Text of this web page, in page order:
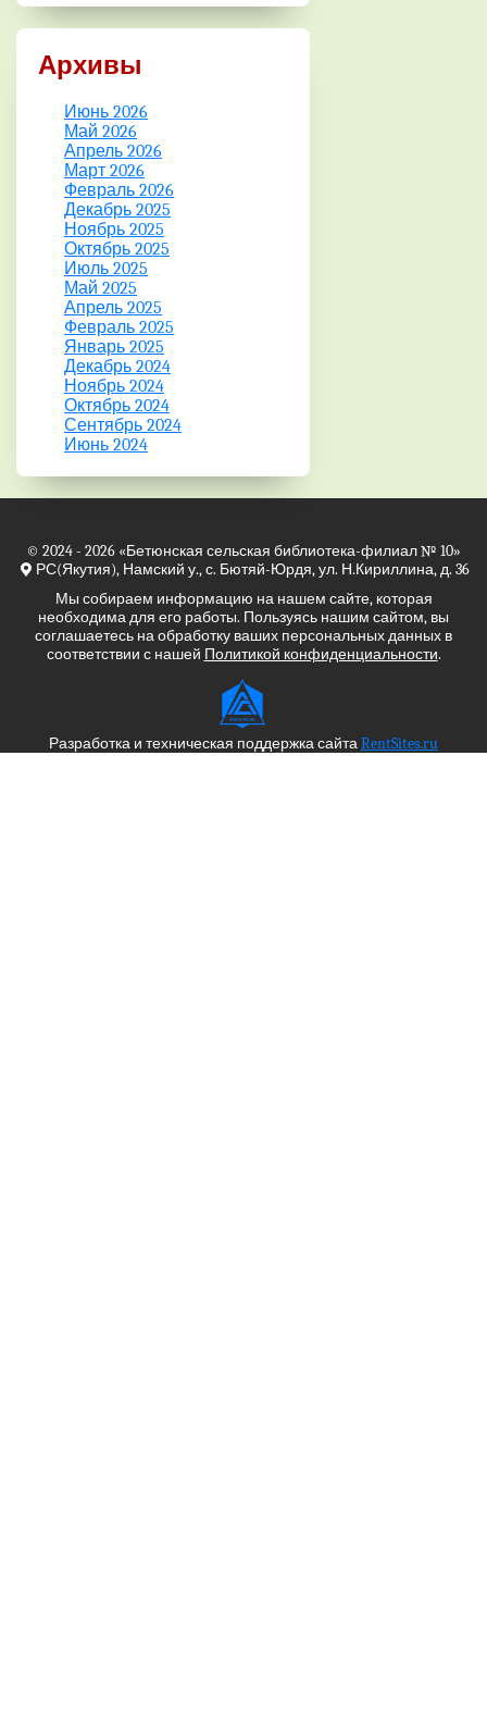
Архивы
Июнь 2026
Май 2026
Апрель 2026
Март 2026
Февраль 2026
Декабрь 2025
Ноябрь 2025
Октябрь 2025
Июль 2025
Май 2025
Апрель 2025
Февраль 2025
Январь 2025
Декабрь 2024
Ноябрь 2024
Октябрь 2024
Сентябрь 2024
Июнь 2024
© 2024 - 2026 «Бетюнская сельская библиотека-филиал № 10»
РС(Якутия), Намский у., с. Бютяй-Юрдя, ул. Н.Кириллина, д. 36
Мы собираем информацию на нашем сайте, которая
необходима для его работы. Пользуясь нашим сайтом, вы
соглашаетесь на обработку ваших персональных данных в
соответствии с нашей Политикой конфиденциальности.
Разработка и техническая поддержка сайтаRentSites.ru